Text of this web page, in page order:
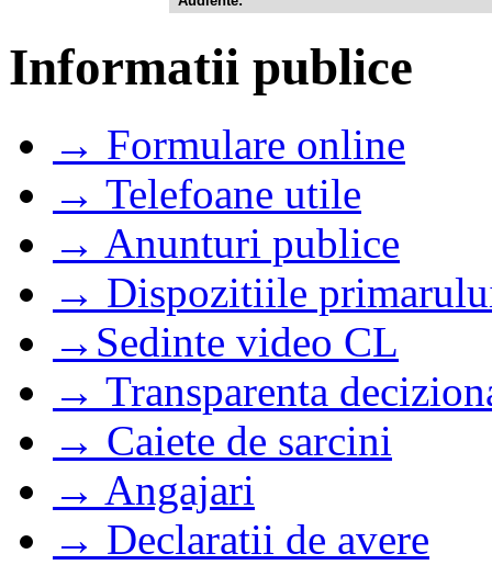
Informatii publice
→ Formulare online
→ Telefoane utile
→ Anunturi publice
→ Dispozitiile
→Sedinte video CL
→ Transparenta
→ Caiete de sarcini
→ Angajari
→ Declaratii de avere